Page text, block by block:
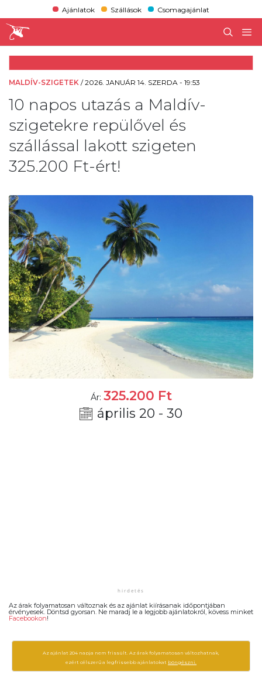
Ajánlatok Szállások Csomagajánlat
MALDÍV-SZIGETEK /2026. JANUÁR 14. SZERDA - 19:53
10 napos utazás a Maldív-
szigetekre repülővel és
szállással lakott szigeten
325.200 Ft-ért!
Ár: 325.200 Ft
április 20 - 30
Az árak folyamatosan változnak és az ajánlat kiírásanak időpontjában
érvényesek. Döntsd gyorsan. Ne maradj le a legjobb ajánlatokról, kövess minket
Facebookon!
Az ajánlat 204 napja nem frissült. Az árak folyamatosan változhatnak,
ezért célszerű a legfrissebb ajánlatokat böngészni.